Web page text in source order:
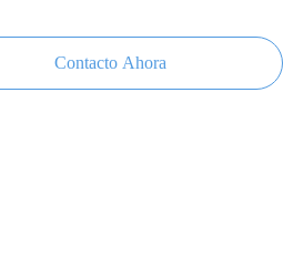
Contacto Ahora